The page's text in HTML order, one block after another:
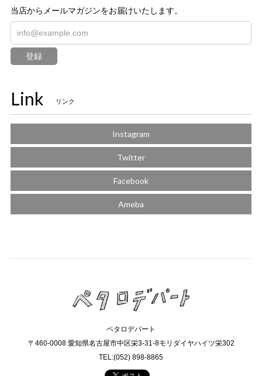
当店からメールマガジンをお届けいたします。
登録
Link リンク
Instagram
Twitter
Facebook
Ameba
ペタロデパート
〒460-0008 愛知県名古屋市中区栄3-31-8モリダイヤハイツ栄302
TEL:(052) 898-8865